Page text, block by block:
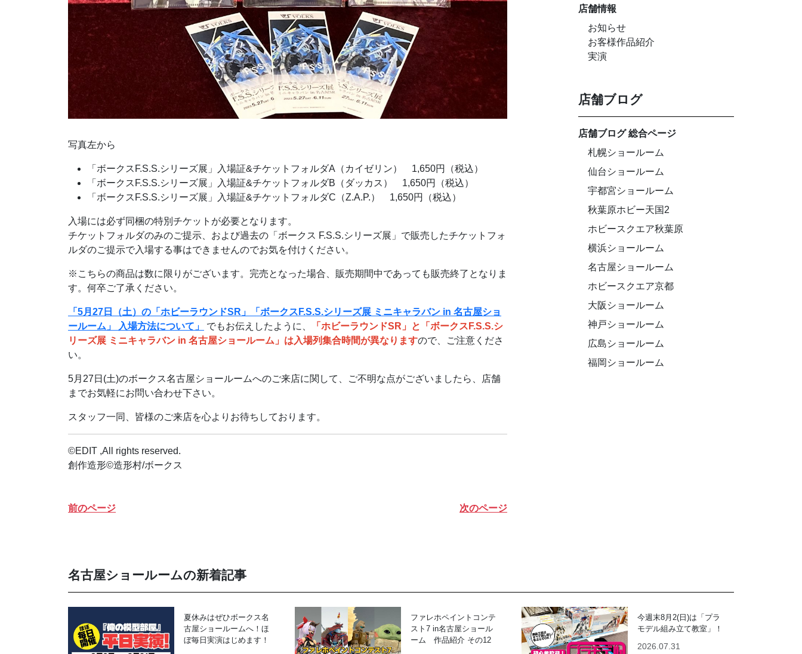
写真左から
「ボークスF.S.S.シリーズ展」入場証&チケットフォルダA（カイゼリン） 1,650円（税込）
「ボークスF.S.S.シリーズ展」入場証&チケットフォルダB（ダッカス） 1,650円（税込）
「ボークスF.S.S.シリーズ展」入場証&チケットフォルダC（Z.A.P.） 1,650円（税込）
入場には必ず同梱の特別チケットが必要となります。
チケットフォルダのみのご提示、および過去の「ボークス F.S.S.シリーズ展」で販売したチケットフォ
ルダのご提示で入場する事はできませんのでお気を付けください。
※こちらの商品は数に限りがございます。完売となった場合、販売期間中であっても販売終了となりま
す。何卒ご了承ください。
「5月27日（土）の「ホビーラウンドSR」「ボークスF.S.S.シリーズ展 ミニキャラバン in 名古屋ショ
ールーム」 入場方法について」
でもお伝えしたように、
「ホビーラウンドSR」と「ボークスF.S.S.シ
リーズ展 ミニキャラバン in 名古屋ショールーム」は入場列集合時間が異なりますので、ご注意くださ
い。
5月27日(土)のボークス名古屋ショールームへのご来店に関して、ご不明な点がございましたら、店舗
までお気軽にお問い合わせ下さい。
スタッフ一同、皆様のご来店を心よりお待ちしております。
©EDIT ,All rights reserved.
創作造形©造形村/ボークス
前のページ 次のページ
店舗情報
お知らせ
お客様作品紹介
実演
店舗ブログ
店舗ブログ 総合ページ
札幌ショールーム
仙台ショールーム
宇都宮ショールーム
秋葉原ホビー天国2
ホビースクエア秋葉原
横浜ショールーム
名古屋ショールーム
ホビースクエア京都
大阪ショールーム
神戸ショールーム
広島ショールーム
福岡ショールーム
名古屋ショールームの新着記事
夏休みはぜひボークス名
古屋ショールームへ！ほ
ぼ毎日実演はじめます！
ファレホペイントコンテ
スト7 in名古屋ショール
ーム 作品紹介 その12
今週末8月2(日)は「プラ
モデル組み立て教室」！
2026.07.31